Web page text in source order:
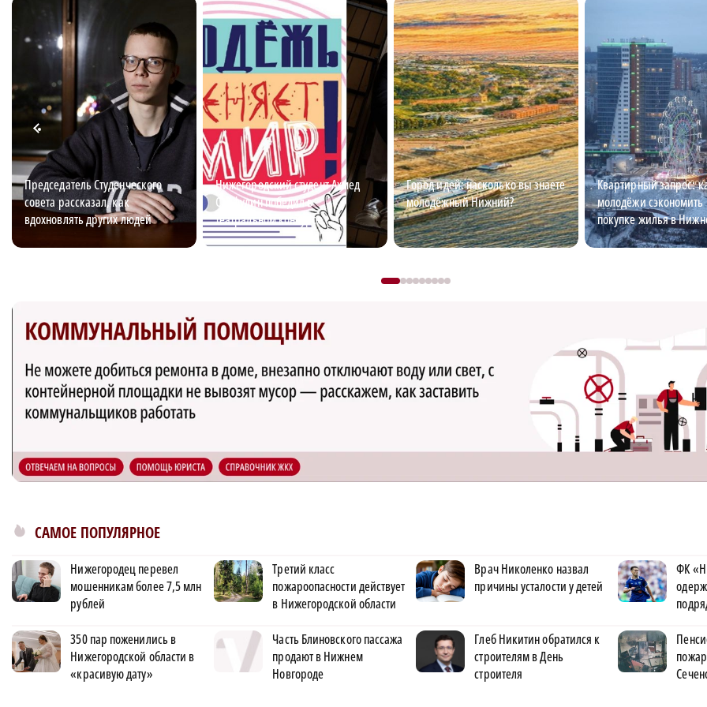
Председатель Студенческого
совета рассказал, как
вдохновлять других людей
Нижегородский студент Ахмед
Сайфулин победил в
театральном конкурсе
«Табуретка»
Город идей: насколько вы знаете
молодёжный Нижний?
Квартирный запрос:
молодёжи сэкономить
покупке жилья в
Новгороде
САМОЕ ПОПУЛЯРНОЕ
Нижегородец перевел
мошенникам более 7,5 млн
рублей
Третий класс
пожароопасности действует
в Нижегородской области
Врач Николенко назвал
причины усталости у детей
ФК
350 пар поженились в
Нижегородской области в
«красивую дату»
Часть Блиновского пассажа
продают в Нижнем
Новгороде
Глеб Никитин обратился к
строителям в День
строителя